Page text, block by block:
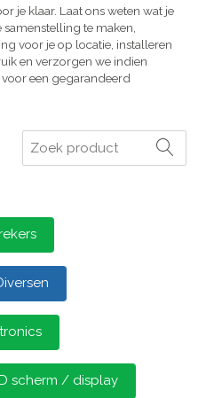
je klaar. Laat ons weten wat je
te maken,
voor je op locatie, installeren
en verzorgen we indien
een gegarandeerd
Zoeken
scherm / display